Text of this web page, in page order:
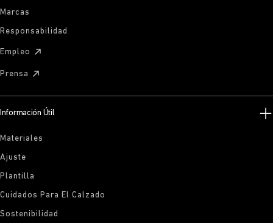
Marcas
Responsabilidad
Empleo
Prensa
Información Útil
Materiales
Ajuste
Plantilla
Cuidados Para El Calzado
Sostenibilidad